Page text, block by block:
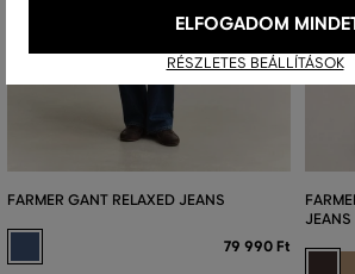
FARMER GANT RELAXED JEANS
79 990 Ft
JEANS
RÉSZLETES BEÁLLÍTÁSOK
ELFOGADOM